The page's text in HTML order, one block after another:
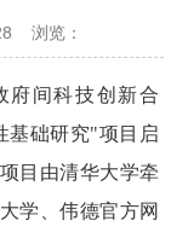
浏览：
府间科技创新合
基础研究"项目启
目由清华大学牵
学、伟德官方网